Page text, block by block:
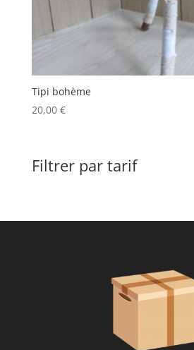
Tipi bohème
20,00 €
Filtrer par tarif